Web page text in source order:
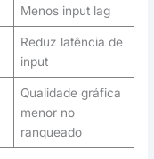
Menos input lag
Reduz latência de
input
Qualidade gráfica
menor no
ranqueado